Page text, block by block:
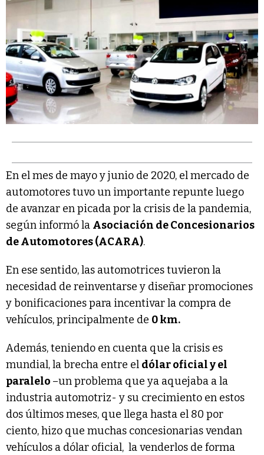
En el mes de mayo y junio de 2020, el mercado de
automotores tuvo un importante repunte luego
de avanzar en picada por la crisis de la pandemia,
según informó la Asociación de Concesionarios
de Automotores (ACARA).
En ese sentido, las automotrices tuvieron la
necesidad de reinventarse y diseñar promociones
y bonificaciones para incentivar la compra de
vehículos, principalmente de 0 km.
Además, teniendo en cuenta que la crisis es
mundial, la brecha entre el dólar oficial y el
paralelo –un problema que ya aquejaba a la
industria automotriz- y su crecimiento en estos
dos últimos meses, que llega hasta el 80 por
ciento, hizo que muchas concesionarias vendan
vehículos a dólar oficial, la venderlos de forma